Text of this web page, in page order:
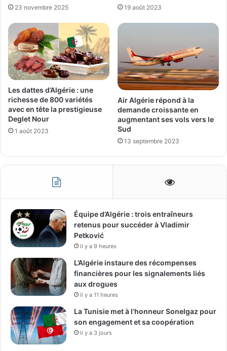
23 novembre 2025 19 août 2023
Les dattes d’Algérie : une
richesse de 800 variétés
avec en tête la prestigieuse
Deglet Nour
1 août 2023
Air Algérie répond à la
demande croissante en
augmentant ses vols vers le
Sud
13 septembre 2023
Équipe d’Algérie : trois entraîneurs
retenus pour succéder à Vladimir
Petković
il y a 9 heures
L’Algérie instaure des récompenses
financières pour les signalements liés
aux drogues
il y a 11 heures
La Tunisie met à l’honneur Sonelgaz pour
son engagement et sa coopération
il y a 3 jours